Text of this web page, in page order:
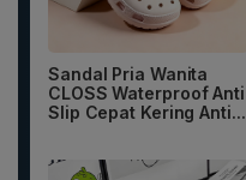
Sandal Pria Wanita
CLOSS Waterproof Anti
Slip Cepat Kering Anti...